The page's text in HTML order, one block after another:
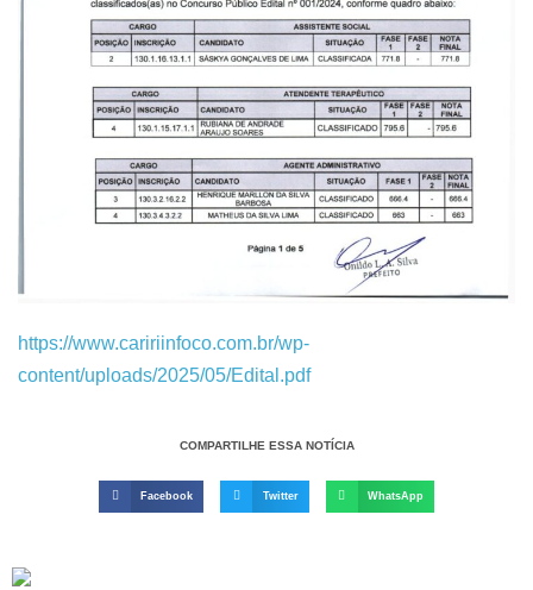
https://www.caririinfoco.com.br/wp-
content/uploads/2025/05/Edital.pdf
COMPARTILHE ESSA NOTÍCIA
Facebook Twitter WhatsApp